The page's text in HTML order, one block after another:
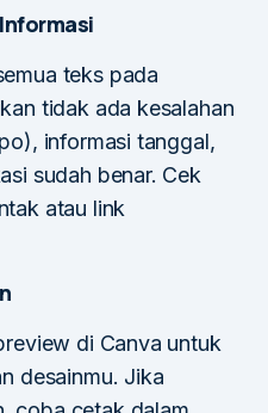
teks pada
tidak ada kesalahan
informasi tanggal,
sudah benar. Cek
atau link
di Canva untuk
desainmu. Jika